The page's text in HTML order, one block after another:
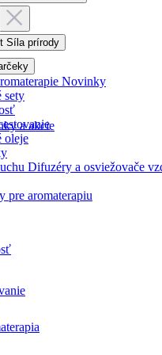
Síla prírody
Novinky
sety
oleje
Difuzéry a osviežovače
pre aromaterapiu
a akcie